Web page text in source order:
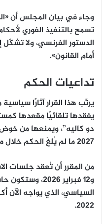
وجاء في بيان المجلس أن
تسمح بالتنفيذ الفوري
الدستور الفرنسي، ولا تشكّل
أمام القانون».
تداعيات الحكم
يرتّب هذا القرار آثارًا
يفقدها تلقائيًا مقعدها
دو كاليه”، ويمنعها من
2027ما لم يُلغَ الحكم خلال
من المقرر أن تُعقد جلسات
و12 فبراير 2026
، وستكون
السياسي، الذي يواجه الآن
2022.